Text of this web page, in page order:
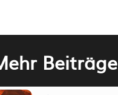
Beiträge